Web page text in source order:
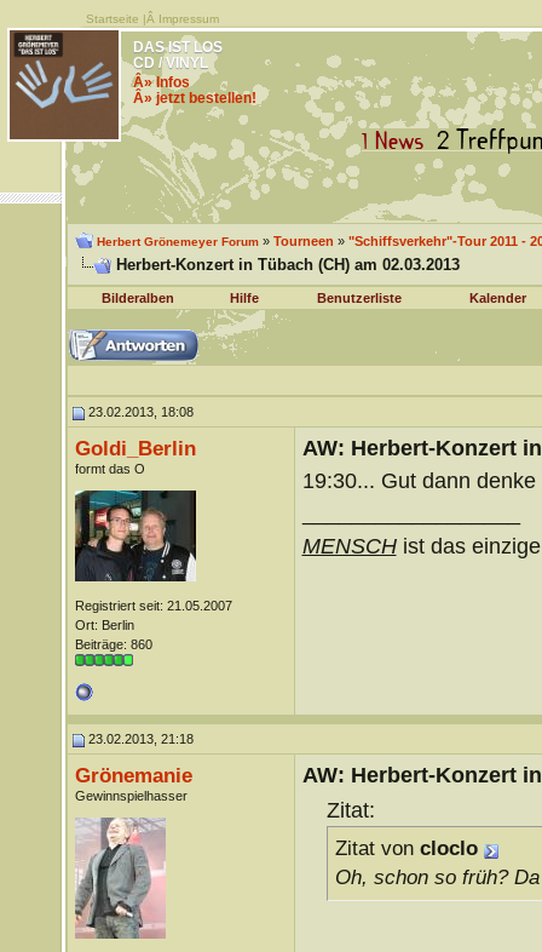
Startseite |Â Impressum
DAS IST LOS
CD / VINYL
Â» Infos
Â» jetzt bestellen!
Herbert Grönemeyer Forum» Tourneen » "Schiffsverkehr"-Tour 2011 -
Herbert-Konzert in Tübach (CH) am 02.03.2013
Bilderalben Hilfe Benutzerliste Kalender
23.02.2013, 18:08
Goldi_Berlin
formt das O
Registriert seit: 21.05.2007
Ort: Berlin
Beiträge: 860
AW: Herbert-Konzert
19:30... Gut dann
MENSCHist das
23.02.2013, 21:18
Grönemanie
Gewinnspielhasser
AW: Herbert-Konzert
Zitat:
Zitat von cloclo
Oh, schon so früh?